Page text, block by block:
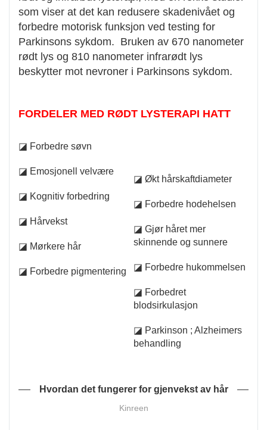
som viser at det kan redusere skadenivået og
forbedre motorisk funksjon ved testing for
Parkinsons sykdom. Bruken av 670 nanometer
rødt lys og 810 nanometer infrarødt lys
beskytter mot nevroner i Parkinsons sykdom.
FORDELER MED RØDT LYSTERAPI HATT
◪ Forbedre søvn
◪ Emosjonell velvære
◪ Kognitiv forbedring
◪ Hårvekst
◪ Mørkere hår
◪ Forbedre pigmentering
◪ Økt hårskaftdiameter
◪ Forbedre hodehelsen
◪ Gjør håret mer
skinnende og sunnere
◪ Forbedre hukommelsen
◪ Forbedret
blodsirkulasjon
◪ Parkinson ; Alzheimers
behandling
Hvordan det fungerer for gjenvekst av hår
Kinreen